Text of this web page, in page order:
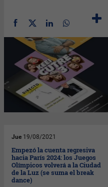
Jue 19/08/2021
Empezó la cuenta regresiva
hacia París 2024: los Juegos
Olímpicos volverá a la Ciudad
de la Luz (se suma el break
dance)